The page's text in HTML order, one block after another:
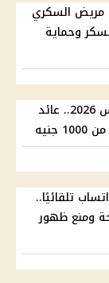
مريض السكري
وحماية
شهادات ادخار بنك قناة السويس 2026.. عائد
تلقائيًا..
ومنع ظهور